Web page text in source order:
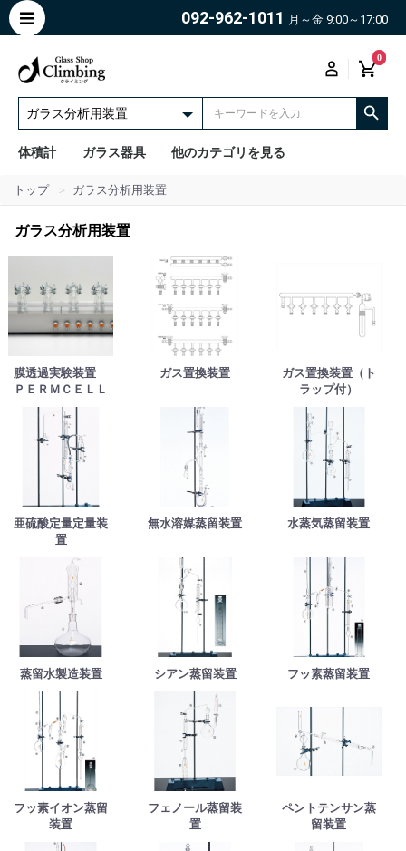
092-962-1011 月～金 9:00～17:00
0
体積計 ガラス器具 他のカテゴリを見る
トップ ガラス分析用装置
ガラス分析用装置
膜透過実験装置
ＰＥＲＭＣＥＬＬ
ガス置換装置
ガス置換装置（ト
ラップ付）
亜硫酸定量定量装
置
無水溶媒蒸留装置 水蒸気蒸留装置
蒸留水製造装置 シアン蒸留装置 フッ素蒸留装置
フッ素イオン蒸留
装置
フェノール蒸留装
置
ペントテンサン蒸
留装置